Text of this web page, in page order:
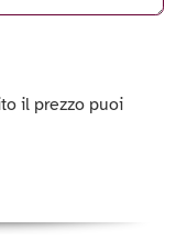
il prezzo puoi